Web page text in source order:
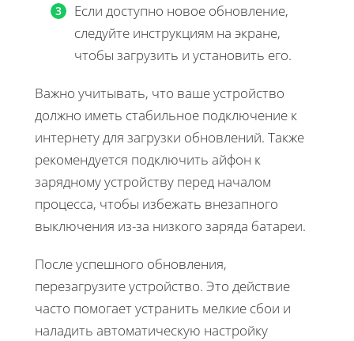
Если доступно новое обновление,
следуйте инструкциям на экране,
чтобы загрузить и установить его.
Важно учитывать, что ваше устройство
должно иметь стабильное подключение к
интернету для загрузки обновлений. Также
рекомендуется подключить айфон к
зарядному устройству перед началом
процесса, чтобы избежать внезапного
выключения из-за низкого заряда батареи.
После успешного обновления,
перезагрузите устройство. Это действие
часто помогает устранить мелкие сбои и
наладить автоматическую настройку